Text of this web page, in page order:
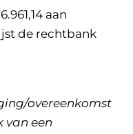
aan
de rechtbank
overeenkomst
van een